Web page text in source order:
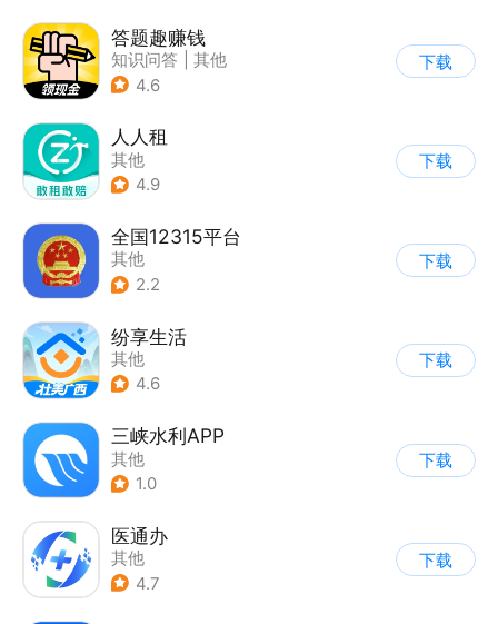
答题趣赚钱
知识问答
其他
| 休闲解压
4.6
下载
人人租
其他
4.9
下载
全国12315平台
其他
2.2
下载
纷享生活
其他
4.6
下载
三峡水利APP
其他
1.0
下载
医通办
其他
4.7
下载